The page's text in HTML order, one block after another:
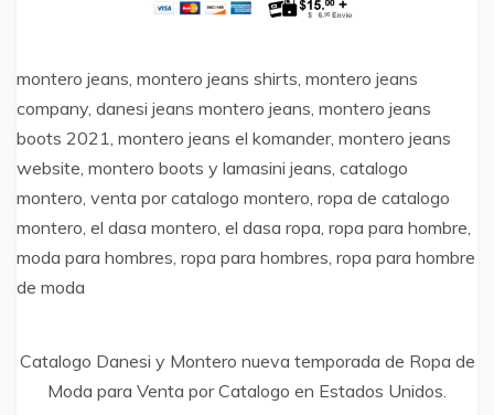
montero jeans, montero jeans shirts, montero jeans
company, danesi jeans montero jeans, montero jeans
boots 2021, montero jeans el komander, montero jeans
website, montero boots y lamasini jeans, catalogo
montero, venta por catalogo montero, ropa de catalogo
montero, el dasa montero, el dasa ropa, ropa para hombre,
moda para hombres, ropa para hombres, ropa para hombre
de moda
Catalogo Danesi y Montero nueva temporada de Ropa de
Moda para Venta por Catalogo en Estados Unidos.